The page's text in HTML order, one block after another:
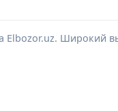
Elbozor.uz. Широкий